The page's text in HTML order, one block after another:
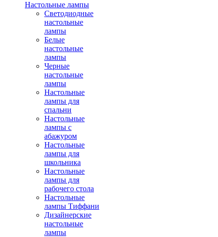
Настольные лампы
Светодиодные
настольные
лампы
Белые
настольные
лампы
Черные
настольные
лампы
Настольные
лампы для
спальни
Настольные
лампы с
абажуром
Настольные
лампы для
школьника
Настольные
лампы для
рабочего стола
Настольные
лампы Тиффани
Дизайнерские
настольные
лампы